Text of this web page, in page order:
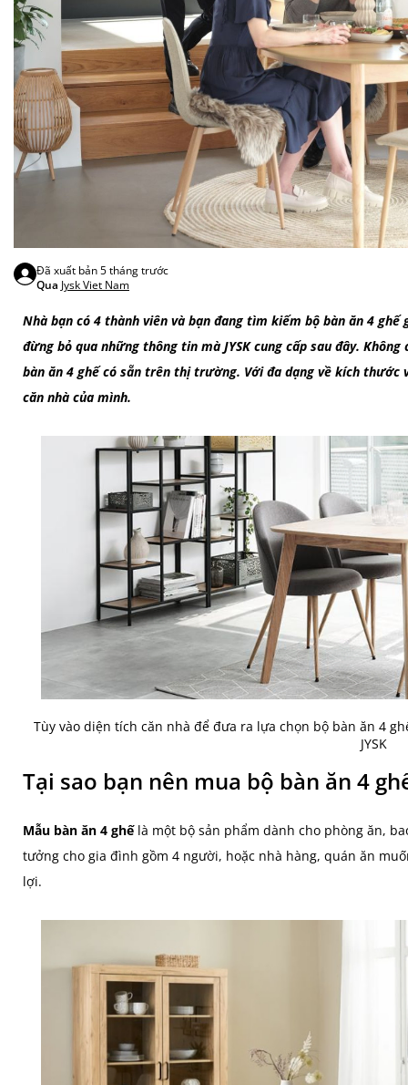
Đã xuất bản5 tháng trước
Qua Jysk Viet Nam
Nhà bạn có 4 thành viên và bạn đang tìm kiếm bộ bàn ăn 4
đừng bỏ qua những thông tin mà JYSK cung cấp sau đây.
bàn ăn 4 ghế có sẵn trên thị trường. Với đa dạng về kích
căn nhà của mình.
Tùy vào diện tích căn nhà để đưa ra lựa chọn bộ bàn ăn 4
JYSK
Tại sao bạn nên mua bộ bàn ăn 4
Mẫu bàn ăn 4 ghếlà một bộ sản phẩm dành cho phòng ăn,
tưởng cho gia đình gồm 4 người, hoặc nhà hàng, quán ăn
lợi.